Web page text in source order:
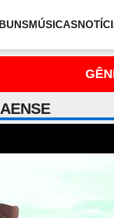
MÚSICAS